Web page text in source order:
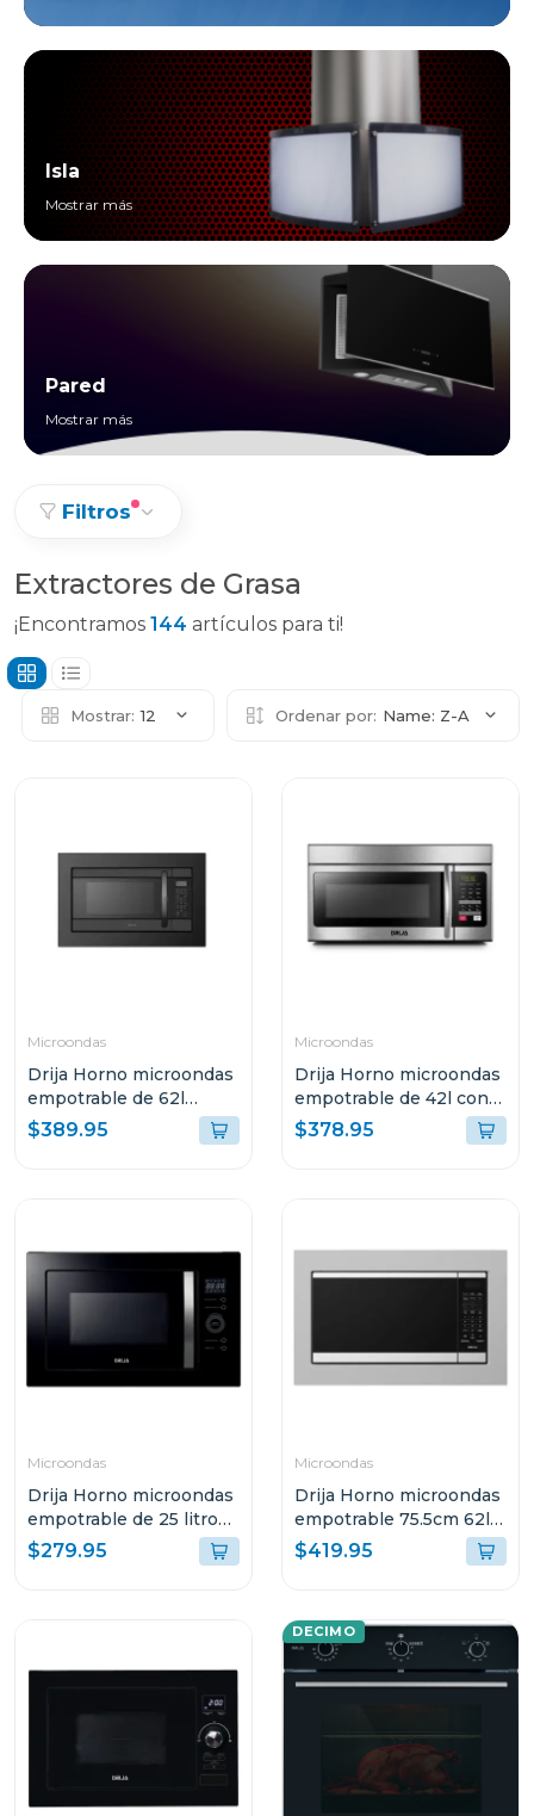
Isla
Mostrar más
Pared
Mostrar más
Filtros
Extractores de Grasa
¡Encontramos 144 artículos para ti!
Mostrar: 12 Ordenar por: Name: Z-A
Microondas
Drija Horno microondas
empotrable de 62l
veneto62
$389.95
Microondas
Drija Horno microondas
empotrable de 42l con
funcion de conveccion
lombardia42
$378.95
Microondas
Drija Horno microondas
empotrable de 25 litros
florencia
$279.95
Microondas
Drija Horno microondas
empotrable 75.5cm 62l
potencia 1200w
$419.95
DECIMO